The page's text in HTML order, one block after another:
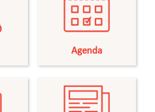
Agenda